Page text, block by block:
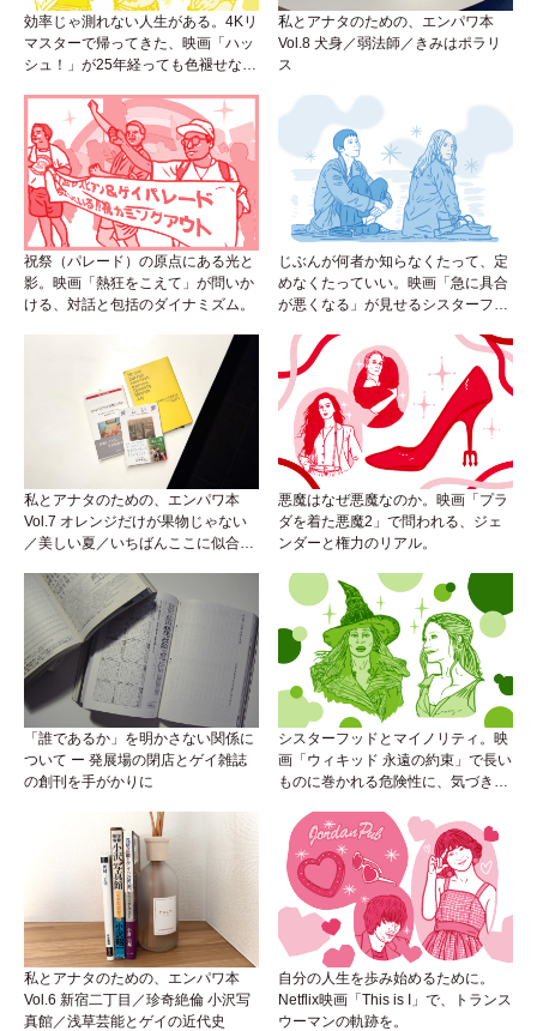
効率じゃ測れない人生がある。4Kリ
マスターで帰ってきた、映画「ハッ
シュ！」が25年経っても色褪せない
私とアナタのための、エンパワ本
Vol.8 犬身／弱法師／きみはポラリ
ス
祝祭（パレード）の原点にある光と
影。映画「熱狂をこえて」が問いか
ける、対話と包括のダイナミズム。
じぶんが何者か知らなくたって、定
めなくたっていい。映画「急に具合
が悪くなる」が見せるシスターフッ
私とアナタのための、エンパワ本
Vol.7 オレンジだけが果物じゃない
／美しい夏／いちばんここに似合う
悪魔はなぜ悪魔なのか。映画「プラ
ダを着た悪魔2」で問われる、ジェ
ンダーと権力のリアル。
「誰であるか」を明かさない関係に
ついて ー 発展場の閉店とゲイ雑誌
の創刊を手がかりに
シスターフッドとマイノリティ。映
画「ウィキッド 永遠の約束」で長い
ものに巻かれる危険性に、気づき
私とアナタのための、エンパワ本
Vol.6 新宿二丁目／珍奇絶倫 小沢写
真館／浅草芸能とゲイの近代史
自分の人生を歩み始めるために。
Netflix映画「This is I」で、トランス
ウーマンの軌跡を。